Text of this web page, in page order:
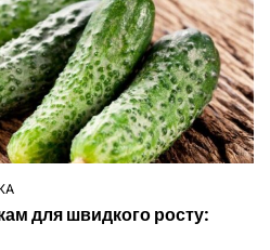
для швидкого росту: